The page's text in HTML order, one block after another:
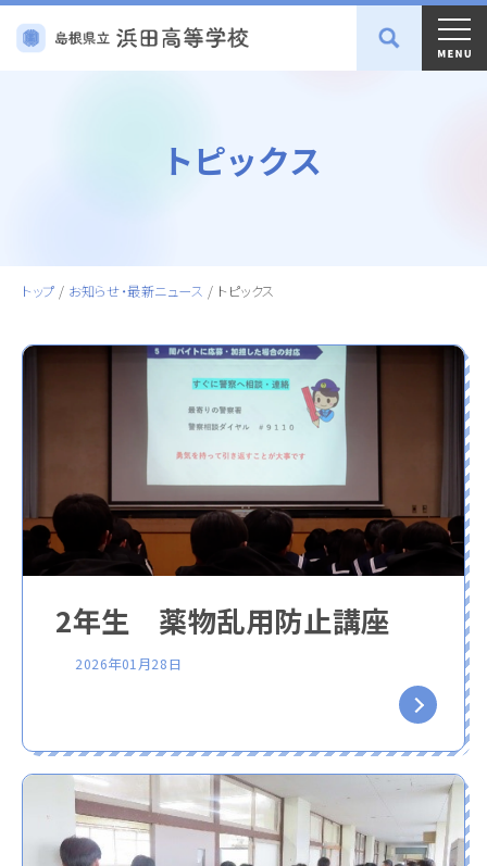
トピックス
トップ / お知らせ・最新ニュース / トピックス
2年生 薬物乱用防止講座
2026年01月28日